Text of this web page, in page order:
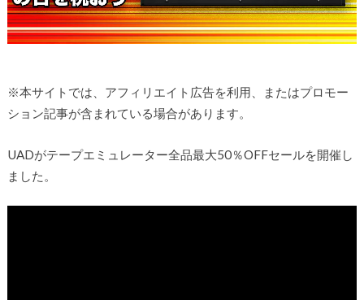
※本サイトでは、アフィリエイト広告を利用、またはプロモー
ション記事が含まれている場合があります。
UADがテープエミュレーター全品最大50％OFFセールを開催し
ました。